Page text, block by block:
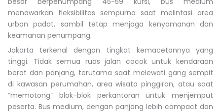
menawarkan fleksibilitas sempurna saat melintasi area
urban padat, sambil tetap menjaga kenyamanan dan
keamanan penumpang.
Jakarta terkenal dengan tingkat kemacetannya yang
tinggi. Tidak semua ruas jalan cocok untuk kendaraan
berat dan panjang, terutama saat melewati gang sempit
di kawasan perumahan, area wisata pinggiran, atau saat
“memotong” blok-blok perkantoran untuk menjemput
peserta. Bus medium, dengan panjang lebih compact dan